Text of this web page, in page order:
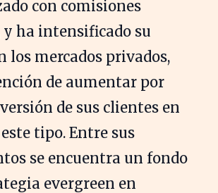
con comisiones
ha intensificado su
los mercados privados,
de aumentar por
de sus clientes en
tipo. Entre sus
se encuentra un fondo
evergreen en